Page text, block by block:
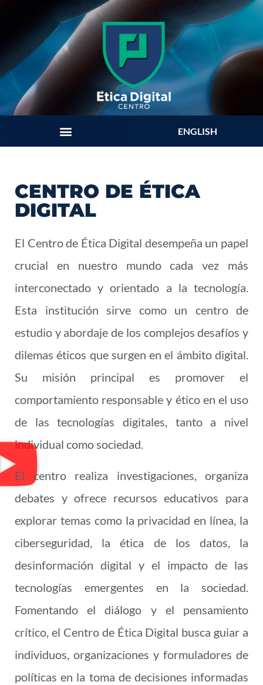
ENGLISH
CENTRO DE ÉTICA
DIGITAL
El Centro de Ética Digital desempeña un papel
crucial en nuestro mundo cada vez más
interconectado y orientado a la tecnología.
Esta institución sirve como un centro de
estudio y abordaje de los complejos desafíos y
dilemas éticos que surgen en el ámbito digital.
Su misión principal es promover el
comportamiento responsable y ético en el uso
de las tecnologías digitales, tanto a nivel
individual como sociedad.
El centro realiza investigaciones, organiza
debates y ofrece recursos educativos para
explorar temas como la privacidad en línea, la
ciberseguridad, la ética de los datos, la
desinformación digital y el impacto de las
tecnologías emergentes en la sociedad.
Fomentando el diálogo y el pensamiento
crítico, el Centro de Ética Digital busca guiar a
individuos, organizaciones y formuladores de
políticas en la toma de decisiones informadas